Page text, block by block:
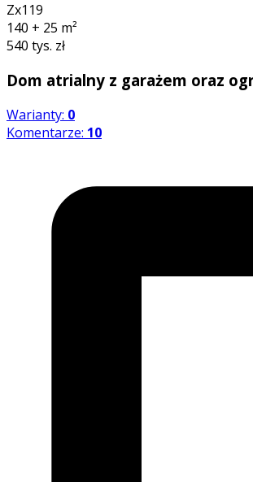
Zx119
140 + 25 m²
540 tys. zł
Dom atrialny z garażem oraz
Warianty: 0
Komentarze: 10